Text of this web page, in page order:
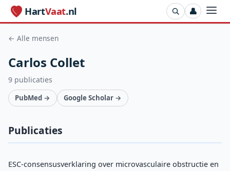
HartVaat.nl 👤
← Alle mensen
Carlos Collet
9 publicaties
PubMed → Google Scholar →
Publicaties
ESC-consensusverklaring over microvasculaire obstructie en